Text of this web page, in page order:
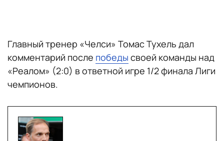
Главный тренер «Челси» Томас Тухель дал
комментарий после победы своей команды над
«Реалом» (2:0) в ответной игре 1/2 финала Лиги
чемпионов.